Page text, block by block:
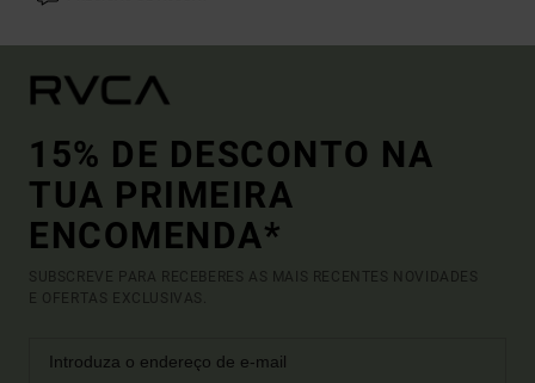
15% DE DESCONTO NA
TUA PRIMEIRA
ENCOMENDA*
SUBSCREVE PARA RECEBERES AS MAIS RECENTES NOVIDADES
E OFERTAS EXCLUSIVAS.